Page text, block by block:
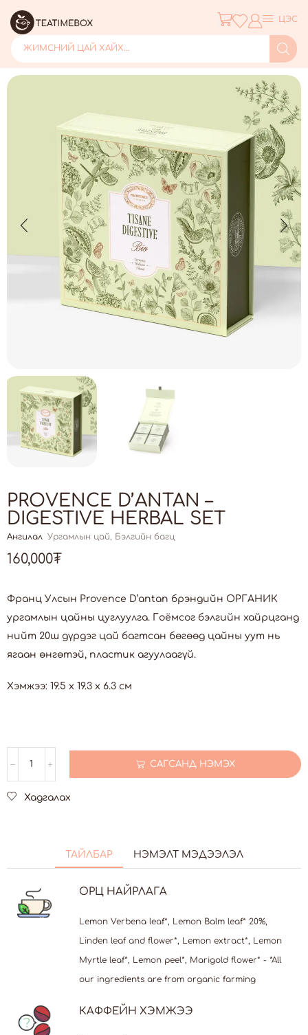
ЖИМСНИЙ ЦАЙ ХАЙХ...
ЦЭС
PROVENCE D’ANTAN –
DIGESTIVE HERBAL SET
Ангилал Ургамлын цай, Бэлгийн багц
160,000₮
Франц Улсын Provence D’antan брэндийн ОРГАНИК
ургамлын цайны цуглуулга. Гоёмсог бэлгийн хайрцганд
нийт 20ш дүрдэг цай багтсан бөгөөд цайны уут нь
ягаан өнгөтэй, пластик агуулаагүй.
Хэмжээ: 19.5 x 19.3 x 6.3 см
САГСАНД НЭМЭХ
Хадгалах
ТАЙЛБАР НЭМЭЛТ МЭДЭЭЛЭЛ
ОРЦ НАЙРЛАГА
Lemon Verbena leaf*, Lemon Balm leaf* 20%,
Linden leaf and flower*, Lemon extract*, Lemon
Myrtle leaf*, Lemon peel*, Marigold flower* - *All
our ingredients are from organic farming
КАФФЕЙН ХЭМЖЭЭ